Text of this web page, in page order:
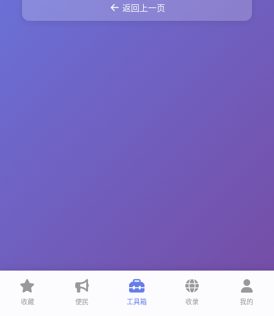
← 返回上一页
收藏 便民 工具箱 收录 我的